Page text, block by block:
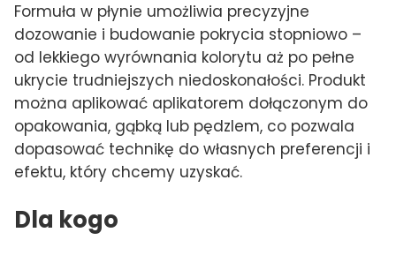
Formuła w płynie umożliwia precyzyjne
dozowanie i budowanie pokrycia stopniowo –
od lekkiego wyrównania kolorytu aż po pełne
ukrycie trudniejszych niedoskonałości. Produkt
można aplikować aplikatorem dołączonym do
opakowania, gąbką lub pędzlem, co pozwala
dopasować technikę do własnych preferencji i
efektu, który chcemy uzyskać.
Dla kogo